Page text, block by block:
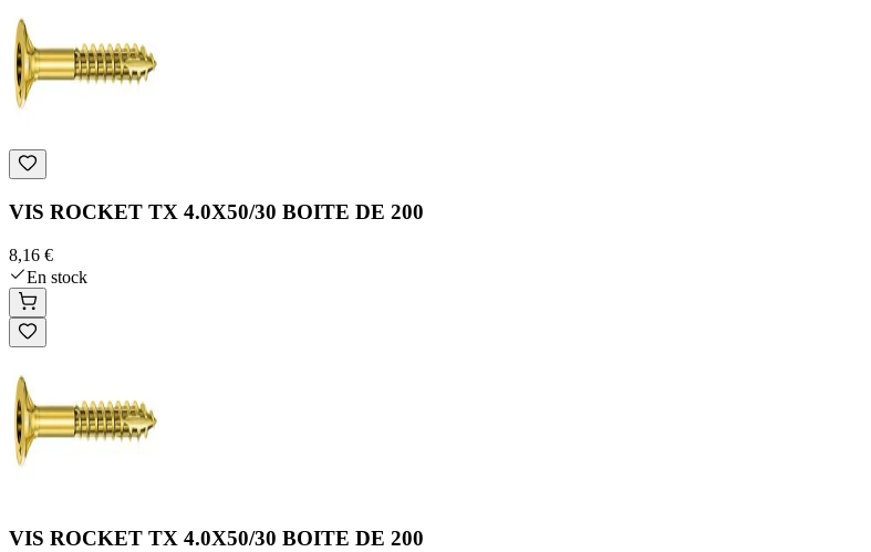
VIS ROCKET TX 4.0X50/30 BOITE DE 200
8,16 €
En stock
VIS ROCKET TX 4.0X50/30 BOITE DE 200